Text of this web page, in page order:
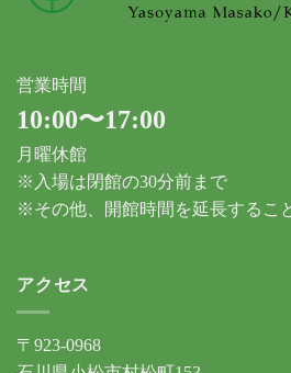
営業時間
10:00〜17:00
月曜休館
※入場は閉館の30分前まで
※その他、開館時間を延長するこ
アクセス
〒923-0968